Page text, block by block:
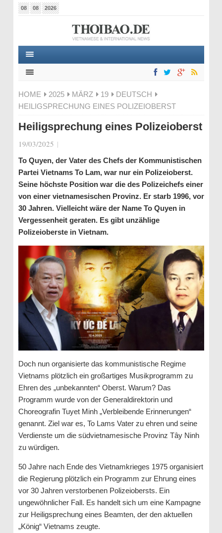
08 08 2026
HOME 2025 MÄRZ 19
DEUTSCH
HEILIGSPRECHUNG EINES POLIZEIOBERST
Heiligsprechung eines Polizeioberst
19/03/2025 |
To Quyen, der Vater des Chefs der Kommunistischen
Partei Vietnams To Lam, war nur ein Polizeioberst.
Seine höchste Position war die des Polizeichefs einer
von einer vietnamesischen Provinz. Er starb 1996, vor
30 Jahren. Vielleicht wäre der Name To Quyen in
Vergessenheit geraten. Es gibt unzählige
Polizeioberste in Vietnam.
Doch nun organisierte das kommunistische Regime
Vietnams plötzlich ein großartiges Musikprogramm zu
Ehren des „unbekannten“ Oberst. Warum? Das
Programm wurde von der Generaldirektorin und
Choreografin Tuyet Minh „Verbleibende Erinnerungen“
genannt. Ziel war es, To Lams Vater zu ehren und seine
Verdienste um die südvietnamesische Provinz Tây Ninh
zu würdigen.
50 Jahre nach Ende des Vietnamkrieges 1975 organisiert
die Regierung plötzlich ein Programm zur Ehrung eines
vor 30 Jahren verstorbenen Polizeiobersts. Ein
ungewöhnlicher Fall. Es handelt sich um eine Kampagne
zur Heiligsprechung eines Beamten, der den aktuellen
„König“ Vietnams zeugte.